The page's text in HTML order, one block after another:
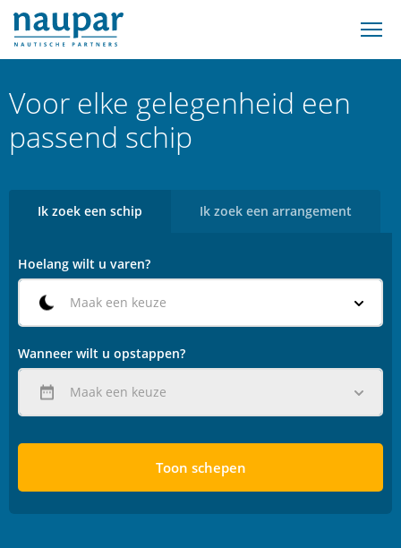
Voor elke gelegenheid een
passend schip
Ik zoek een schip Ik zoek een arrangement
Hoelang wilt u varen?
Maak een keuze
Wanneer wilt u opstappen?
Maak een keuze
Toon schepen